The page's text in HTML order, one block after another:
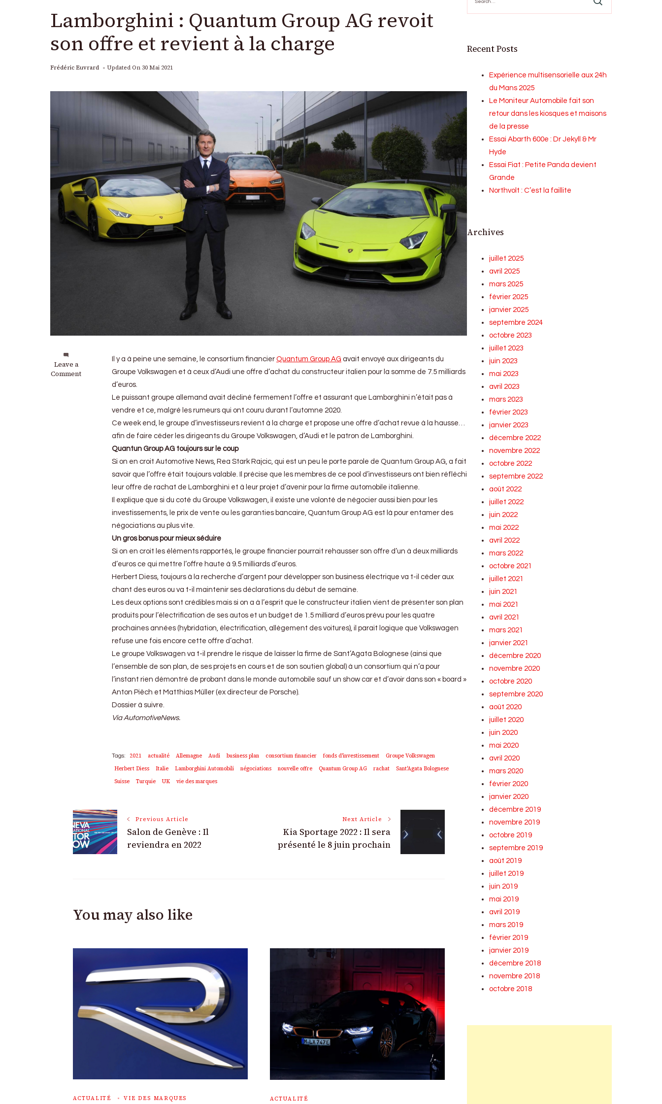
Lamborghini : Quantum Group AG revoit
son offre et revient à la charge
Frédéric Euvrard Updated On 30 Mai 2021
Leave a
Comment
on
Lamborghini
Il y a à peine une semaine, le consortium financier Quantum Group AG avait envoyé aux dirigeants du
Groupe Volkswagen et à ceux d’Audi une offre d’achat du constructeur italien pour la somme de 7.5 milliards
d’euros.
Le puissant groupe allemand avait décliné fermement l’offre et assurant que Lamborghini n’était pas à
vendre et ce, malgré les rumeurs qui ont couru durant l’automne 2020.
Ce week end, le groupe d’investisseurs revient à la charge et propose une offre d’achat revue à la hausse…
afin de faire céder les dirigeants du Groupe Volkswagen, d’Audi et le patron de Lamborghini.
Quantun Group AG toujours sur le coup
Si on en croit Automotive News, Rea Stark Rajcic, qui est un peu le porte parole de Quantum Group AG, a fait
savoir que l’offre était toujours valable. Il précise que les membres de ce pool d’investisseurs ont bien réfléchi
leur offre de rachat de Lamborghini et à leur projet d’avenir pour la firme automobile italienne.
Il explique que si du coté du Groupe Volkswagen, il existe une volonté de négocier aussi bien pour les
investissements, le prix de vente ou les garanties bancaire, Quantum Group AG est là pour entamer des
négociations au plus vite.
Un gros bonus pour mieux séduire
Si on en croit les éléments rapportés, le groupe financier pourrait rehausser son offre d’un à deux milliards
d’euros ce qui mettre l’offre haute à 9.5 milliards d’euros.
Herbert Diess, toujours à la recherche d’argent pour développer son business électrique va t-il céder aux
chant des euros ou va t-il maintenir ses déclarations du début de semaine.
Les deux options sont crédibles mais si on a à l’esprit que le constructeur italien vient de présenter son plan
produits pour l’électrification de ses autos et un budget de 1.5 milliard d’euros prévu pour les quatre
prochaines années (hybridation, électrification, allègement des voitures), il parait logique que Volkswagen
refuse une fois encore cette offre d’achat.
Le groupe Volkswagen va t-il prendre le risque de laisser la firme de Sant’Agata Bolognese (ainsi que
l’ensemble de son plan, de ses projets en cours et de son soutien global) à un consortium qui n’a pour
l’instant rien démontré de probant dans le monde automobile sauf un show car et d’avoir dans son « board »
Anton Piëch et Matthias Müller (ex directeur de Porsche).
Dossier à suivre.
Via AutomotiveNews.
Tags: 2021 actualité Allemagne Audi business plan consortium financier fonds d'investissement
Groupe Volkswagen
Herbert Diess
Italie Lamborghini Automobili négociations nouvelle offre Quantum Group AG rachat
Sant'Agata Bolognese
Suisse
Turquie UK vie des marques
Post
Navigation
Previous Article
Salon de Genève : Il
reviendra en 2022
Next Article
Kia Sportage 2022 : Il sera
présenté le 8 juin prochain
You may also like
ACTUALITÉ VIE DES MARQUES ACTUALITÉ
Recent Posts
Expérience multisensorielle aux 24h
du Mans 2025
Le Moniteur Automobile fait son
retour dans les kiosques et maisons
de la presse
Essai Abarth 600e : Dr Jekyll & Mr
Hyde
Essai Fiat : Petite Panda devient
Grande
Northvolt : C’est la faillite
Archives
juillet 2025
avril 2025
mars 2025
février 2025
janvier 2025
septembre 2024
octobre 2023
juillet 2023
juin 2023
mai 2023
avril 2023
mars 2023
février 2023
janvier 2023
décembre 2022
novembre 2022
octobre 2022
septembre 2022
août 2022
juillet 2022
juin 2022
mai 2022
avril 2022
mars 2022
octobre 2021
juillet 2021
juin 2021
mai 2021
avril 2021
mars 2021
janvier 2021
décembre 2020
novembre 2020
octobre 2020
septembre 2020
août 2020
juillet 2020
juin 2020
mai 2020
avril 2020
mars 2020
février 2020
janvier 2020
décembre 2019
novembre 2019
octobre 2019
septembre 2019
août 2019
juillet 2019
juin 2019
mai 2019
avril 2019
mars 2019
février 2019
janvier 2019
décembre 2018
novembre 2018
octobre 2018